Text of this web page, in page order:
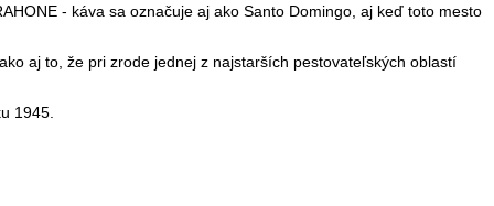
- káva sa označuje aj ako Santo Domingo, aj keď toto mesto
aj to, že pri zrode jednej z najstarších pestovateľských oblastí
1945.